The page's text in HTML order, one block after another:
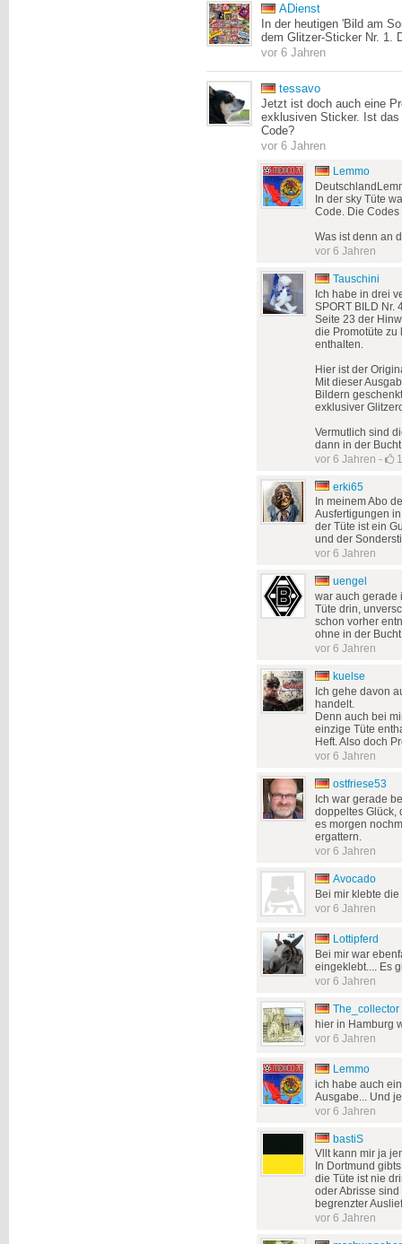
ADienst
In der heutigen 'Bild am
dem Glitzer-Sticker Nr. 1.
vor 6 Jahren
tessavo
Jetzt ist doch auch eine
exklusiven Sticker. Ist
Code?
vor 6 Jahren
Lemmo
In der sky Tüte
Code. Die
Was ist denn an
vor 6 Jahren
Tauschini
Ich habe in drei
SPORT BILD Nr.
Seite 23 der
die Promotüte zu
enthalten.
Hier ist der
Mit dieser
Bildern
exklusiver
Vermutlich sind
dann in der
vor 6 Jahren - 1
erki65
In meinem Abo
Ausfertigungen
der Tüte ist ein
und der
vor 6 Jahren
uengel
war auch gerade
Tüte drin,
schon vorher
ohne in der
vor 6 Jahren
kuelse
Ich gehe davon
handelt.
Denn auch bei
einzige Tüte
Heft. Also doch
vor 6 Jahren
ostfriese53
Ich war gerade
doppeltes Glück,
es morgen
ergattern.
vor 6 Jahren
Avocado
Bei mir klebte
vor 6 Jahren
Lottipferd
Bei mir war
eingeklebt.... Es
vor 6 Jahren
The_collector
hier in Hamburg
vor 6 Jahren
Lemmo
ich habe auch
Ausgabe... Und
vor 6 Jahren
bastiS
Vllt kann mir ja
In Dortmund
die Tüte ist nie
oder Abrisse
begrenzter
vor 6 Jahren